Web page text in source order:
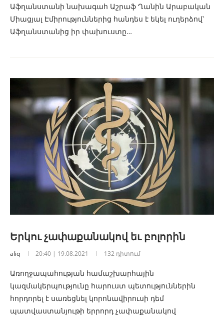
Աֆղանստանի նախագահ Աշրաֆ Ղանին Արաբական
Միացյալ Էմիրություններից հանդես է եկել ուղերձով՝
Աֆղանստանից իր փախուստը…
Երկու չափաքանակով եւ բոլորին
aliq 20:40 | 19.08.2021 132 դիտում
Առողջապահության համաշխարհային
կազմակերպությունը հարուստ պետություններին
հորդորել է սառեցնել կորոնավիրուսի դեմ
պատվաստանյութի երրորդ չափաքանակով